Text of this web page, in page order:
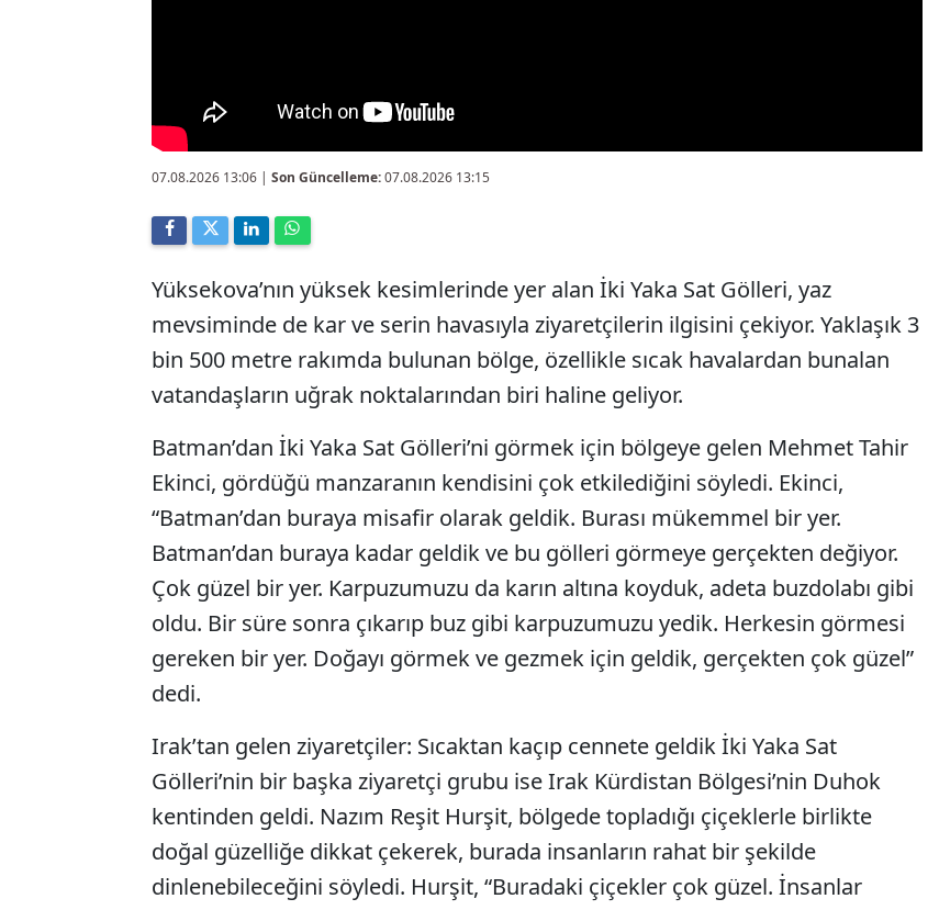
07.08.2026 13:06 | Son Güncelleme:07.08.2026 13:15
Yüksekova’nın yüksek kesimlerinde yer alan İki Yaka Sat Gölleri, yaz
mevsiminde de kar ve serin havasıyla ziyaretçilerin ilgisini çekiyor. Yaklaşık 3
bin 500 metre rakımda bulunan bölge, özellikle sıcak havalardan bunalan
vatandaşların uğrak noktalarından biri haline geliyor.
Batman’dan İki Yaka Sat Gölleri’ni görmek için bölgeye gelen Mehmet Tahir
Ekinci, gördüğü manzaranın kendisini çok etkilediğini söyledi. Ekinci,
“Batman’dan buraya misafir olarak geldik. Burası mükemmel bir yer.
Batman’dan buraya kadar geldik ve bu gölleri görmeye gerçekten değiyor.
Çok güzel bir yer. Karpuzumuzu da karın altına koyduk, adeta buzdolabı gibi
oldu. Bir süre sonra çıkarıp buz gibi karpuzumuzu yedik. Herkesin görmesi
gereken bir yer. Doğayı görmek ve gezmek için geldik, gerçekten çok güzel”
dedi.
Irak’tan gelen ziyaretçiler: Sıcaktan kaçıp cennete geldik İki Yaka Sat
Gölleri’nin bir başka ziyaretçi grubu ise Irak Kürdistan Bölgesi’nin Duhok
kentinden geldi. Nazım Reşit Hurşit, bölgede topladığı çiçeklerle birlikte
doğal güzelliğe dikkat çekerek, burada insanların rahat bir şekilde
dinlenebileceğini söyledi. Hurşit, “Buradaki çiçekler çok güzel. İnsanlar